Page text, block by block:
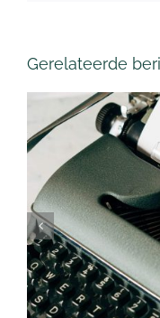
Gerelateerde
site